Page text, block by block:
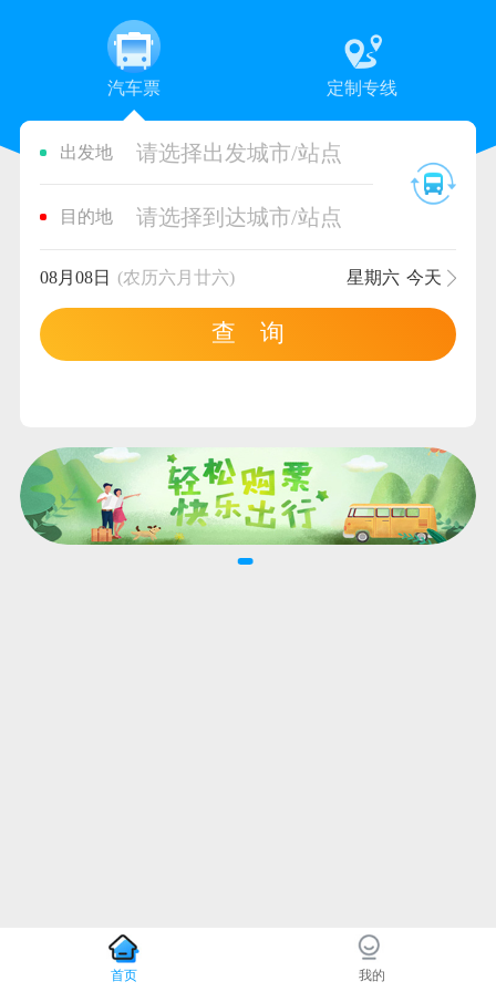
汽车票 定制专线
出发地 请选择出发城市/站点
目的地 请选择到达城市/站点
08月08日 (农历六月廿六) 星期六 今天
查 询
首页 我的